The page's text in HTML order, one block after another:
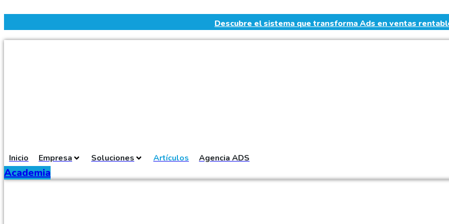
Descubre el sistema que transforma Ads en ventas
Inicio Empresa Soluciones Artículos Agencia ADS
Academia